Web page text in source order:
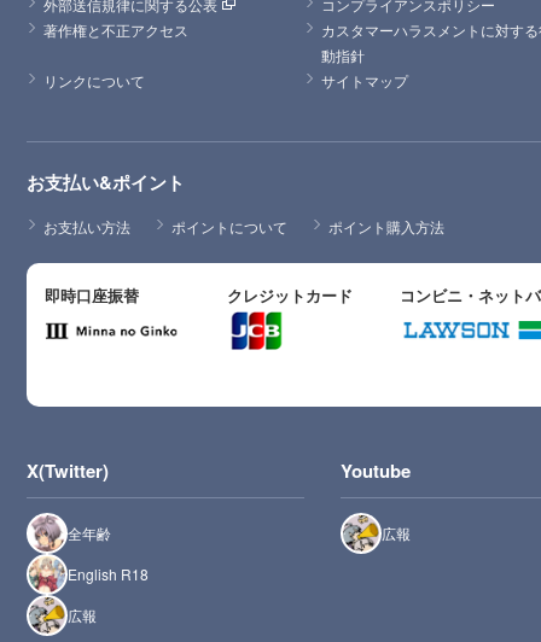
外部送信規律に関する公表
コンプライアンスポリシー
著作権と不正アクセス
カスタマーハラスメントに対す
動指針
リンクについて
サイトマップ
お支払い&ポイント
お支払い方法 ポイントについて ポイント購入方法
即時口座振替 クレジットカード コンビニ・ネット
X(Twitter)
全年齢
English R18
広報
Youtube
広報